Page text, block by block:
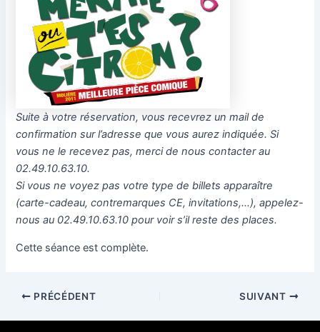
Suite à votre réservation, vous recevrez un mail de
confirmation sur l’adresse que vous aurez indiquée. Si
vous ne le recevez pas, merci de nous contacter au
02.49.10.63.10.
Si vous ne voyez pas votre type de billets apparaître
(carte-cadeau, contremarques CE, invitations,…), appelez-
nous au 02.49.10.63.10 pour voir s’il reste des places.
Cette séance est complète.
PRÉCÉDENT SUIVANT